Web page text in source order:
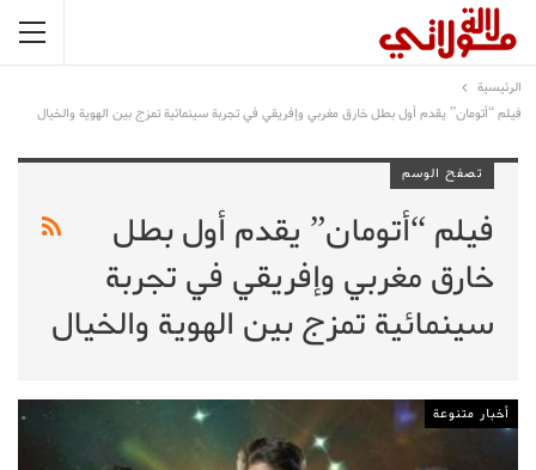
الرئيسية
فيلم “أتومان” يقدم أول بطل خارق مغربي وإفريقي في تجربة سينمائية تمزج بين الهوية والخيال
تصفح الوسم
فيلم “أتومان” يقدم أول بطل
خارق مغربي وإفريقي في تجربة
سينمائية تمزج بين الهوية والخيال
أخبار متنوعة